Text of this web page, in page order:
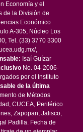
Economía y el
de la División de
Económico
A-305, Núcleo Los
Tel. (33) 3770 3300
,
Isaí Guízar
No. 04-2006-
por el Instituto
de la última
de Métodos
CUCEA, Periférico
Zapopan, Jalisco,
Padilla. Fecha de